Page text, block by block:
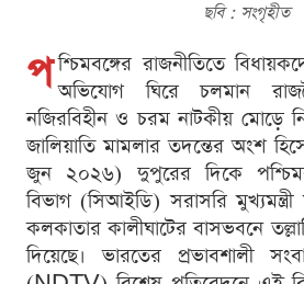
ছবি : সংগৃহীত
প শ্চিমবঙ্গের রাজনীতিতে
অভিযোগ ঘিরে চলমান
নজিরবিহীন ও চরম নাটকীয় মোড়ে
জালিয়াতি মামলার তদন্তের অংশ
জুন ২০২৬) দুপুরের দিকে
বিভাগ (সিআইডি) সরাসরি মুখ্যমন্ত্রী
কলকাতার কালীঘাটের বাসভবনে
দিয়েছে। ভারতের প্রভাবশালী